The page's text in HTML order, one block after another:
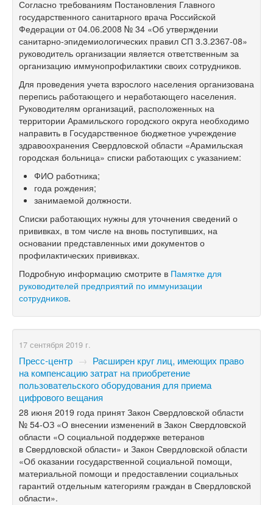
Согласно требованиям Постановления Главного
государственного санитарного врача Российской
Федерации от 04.06.2008 № 34 «Об утверждении
санитарно-эпидемиологических правил СП 3.3.2367-08»
руководитель организации является ответственным за
организацию иммунопрофилактики своих сотрудников.
Для проведения учета взрослого населения организована
перепись работающего и неработающего населения.
Руководителям организаций, расположенных на
территории Арамильского городского округа необходимо
направить в Государственное бюджетное учреждение
здравоохранения Свердловской области «Арамильская
городская больница» списки работающих с указанием:
ФИО работника;
года рождения;
занимаемой должности.
Списки работающих нужны для уточнения сведений о
прививках, в том числе на вновь поступивших, на
основании представленных ими документов о
профилактических прививках.
Подробную информацию смотрите в Памятке для
руководителей предприятий по иммунизации
сотрудников.
17 сентября 2019 г.
Пресс-центр → Расширен круг лиц, имеющих право
на компенсацию затрат на приобретение
пользовательского оборудования для приема
цифрового вещания
28 июня 2019 года принят Закон Свердловской области
№ 54-ОЗ «О внесении изменений в Закон Свердловской
области «О социальной поддержке ветеранов
в Свердловской области» и Закон Свердловской области
«Об оказании государственной социальной помощи,
материальной помощи и предоставлении социальных
гарантий отдельным категориям граждан в Свердловской
области».